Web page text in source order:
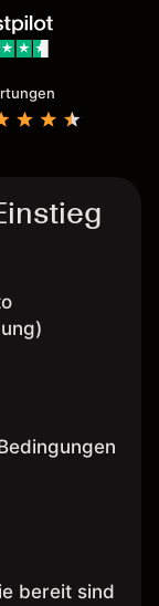
bereit sind